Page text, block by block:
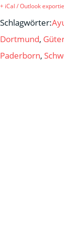
+ iCal / Outlook
Schlagwörter:
Dortmund,
Paderborn,